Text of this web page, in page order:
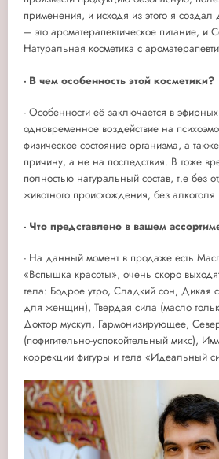
применения, и исходя из этого я
– это ароматерапевтическое питание, и
Натуральная косметика с
- В чем особенность этой косметики?
- Особенности её заключается в
одновременное воздействие на
физическое состояние организма, а
причину, а не на последствия. В тоже
полностью натуральный состав, т.е без
животного происхождения, без алкоголя
- Что представлено в вашем
- На данный момент в продаже есть
«Вспышка красоты», очень скоро
тела: Бодрое утро, Сладкий сон, Дикая
для женщин), Твердая сила (масло
Доктор мускул, Гармонизирующее,
(пофигительно-успокойтельный микс),
коррекции фигуры и тела «Идеальный